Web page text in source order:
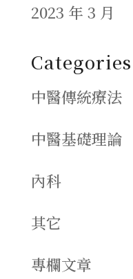
2023 年 3 月
Categories
中醫傳統療法
中醫基礎理論
內科
其它
專欄文章